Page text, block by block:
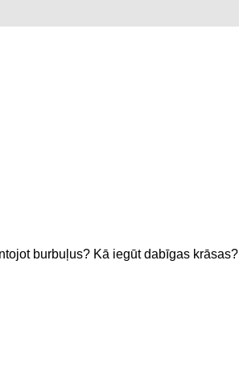
burbuļus? Kā iegūt dabīgas krāsas?